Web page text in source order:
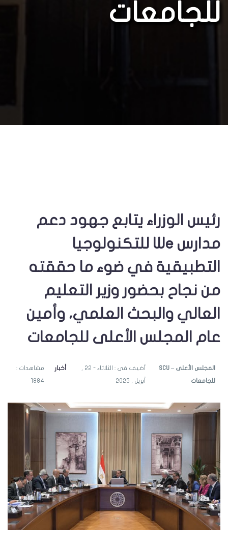
للجامعات
رئيس الوزراء يتابع جهود دعم
مدارس We للتكنولوجيا
التطبيقية في ضوء ما حققته
من نجاح بحضور وزير التعليم
العالي والبحث العلمي، وأمين
عام المجلس الأعلى للجامعات
SCU – المجلس الأعلى
للجامعات أبريل , 2025
أخبار مشاهدات :
1884